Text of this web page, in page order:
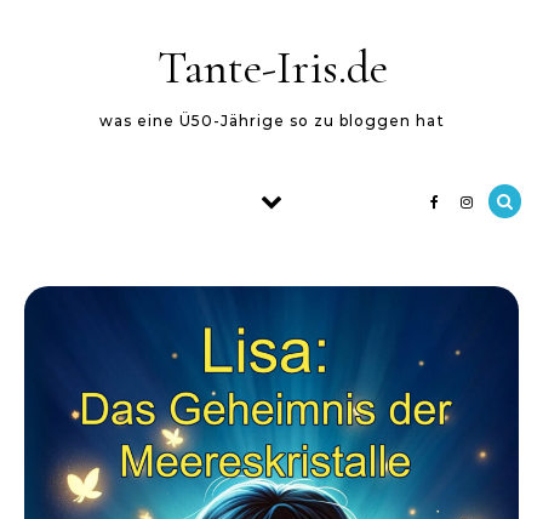
Tante-Iris.de
was eine Ü50-Jährige so zu bloggen hat